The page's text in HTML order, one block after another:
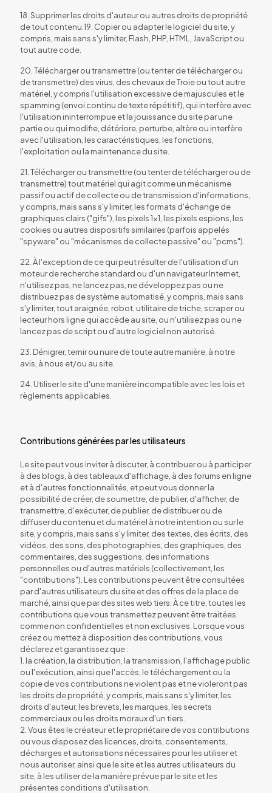
18. Supprimer les droits d'auteur ou autres droits de propriété
de tout contenu.19. Copier ou adapter le logiciel du site, y
compris, mais sans s'y limiter, Flash, PHP, HTML, JavaScript ou
tout autre code.
20. Télécharger ou transmettre (ou tenter de télécharger ou
de transmettre) des virus, des chevaux de Troie ou tout autre
matériel, y compris l'utilisation excessive de majuscules et le
spamming (envoi continu de texte répétitif), qui interfère avec
l'utilisation ininterrompue et la jouissance du site par une
partie ou qui modifie, détériore, perturbe, altère ou interfère
avec l'utilisation, les caractéristiques, les fonctions,
l'exploitation ou la maintenance du site.
21. Télécharger ou transmettre (ou tenter de télécharger ou de
transmettre) tout matériel qui agit comme un mécanisme
passif ou actif de collecte ou de transmission d'informations,
y compris, mais sans s'y limiter, les formats d'échange de
graphiques clairs ("gifs"), les pixels 1×1, les pixels espions, les
cookies ou autres dispositifs similaires (parfois appelés
"spyware" ou "mécanismes de collecte passive" ou "pcms").
22. À l'exception de ce qui peut résulter de l'utilisation d'un
moteur de recherche standard ou d'un navigateur Internet,
n'utilisez pas, ne lancez pas, ne développez pas ou ne
distribuez pas de système automatisé, y compris, mais sans
s'y limiter, tout araignée, robot, utilitaire de triche, scraper ou
lecteur hors ligne qui accède au site, ou n'utilisez pas ou ne
lancez pas de script ou d'autre logiciel non autorisé.
23. Dénigrer, ternir ou nuire de toute autre manière, à notre
avis, à nous et/ou au site.
24. Utiliser le site d'une manière incompatible avec les lois et
règlements applicables.
Contributions générées par les utilisateurs
Le site peut vous inviter à discuter, à contribuer ou à participer
à des blogs, à des tableaux d'affichage, à des forums en ligne
et à d'autres fonctionnalités, et peut vous donner la
possibilité de créer, de soumettre, de publier, d'afficher, de
transmettre, d'exécuter, de publier, de distribuer ou de
diffuser du contenu et du matériel à notre intention ou sur le
site, y compris, mais sans s'y limiter, des textes, des écrits, des
vidéos, des sons, des photographies, des graphiques, des
commentaires, des suggestions, des informations
personnelles ou d'autres matériels (collectivement, les
"contributions"). Les contributions peuvent être consultées
par d'autres utilisateurs du site et des offres de la place de
marché, ainsi que par des sites web tiers. À ce titre, toutes les
contributions que vous transmettez peuvent être traitées
comme non confidentielles et non exclusives. Lorsque vous
créez ou mettez à disposition des contributions, vous
déclarez et garantissez que :
1. la création, la distribution, la transmission, l'affichage public
ou l'exécution, ainsi que l'accès, le téléchargement ou la
copie de vos contributions ne violent pas et ne violeront pas
les droits de propriété, y compris, mais sans s'y limiter, les
droits d'auteur, les brevets, les marques, les secrets
commerciaux ou les droits moraux d'un tiers.
2. Vous êtes le créateur et le propriétaire de vos contributions
ou vous disposez des licences, droits, consentements,
décharges et autorisations nécessaires pour les utiliser et
nous autoriser, ainsi que le site et les autres utilisateurs du
site, à les utiliser de la manière prévue par le site et les
présentes conditions d'utilisation.